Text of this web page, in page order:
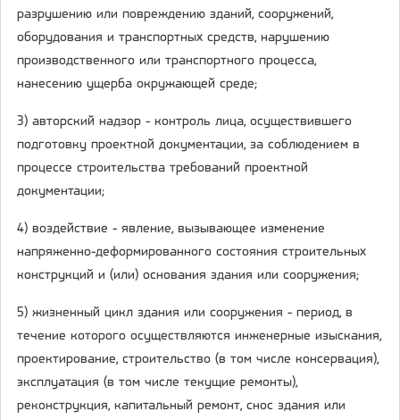
разрушению или повреждению зданий, сооружений,
оборудования и транспортных средств, нарушению
производственного или транспортного процесса,
нанесению ущерба окружающей среде;
3) авторский надзор - контроль лица, осуществившего
подготовку проектной документации, за соблюдением в
процессе строительства требований проектной
документации;
4) воздействие - явление, вызывающее изменение
напряженно-деформированного состояния строительных
конструкций и (или) основания здания или сооружения;
5) жизненный цикл здания или сооружения - период, в
течение которого осуществляются инженерные изыскания,
проектирование, строительство (в том числе консервация),
эксплуатация (в том числе текущие ремонты),
реконструкция, капитальный ремонт, снос здания или